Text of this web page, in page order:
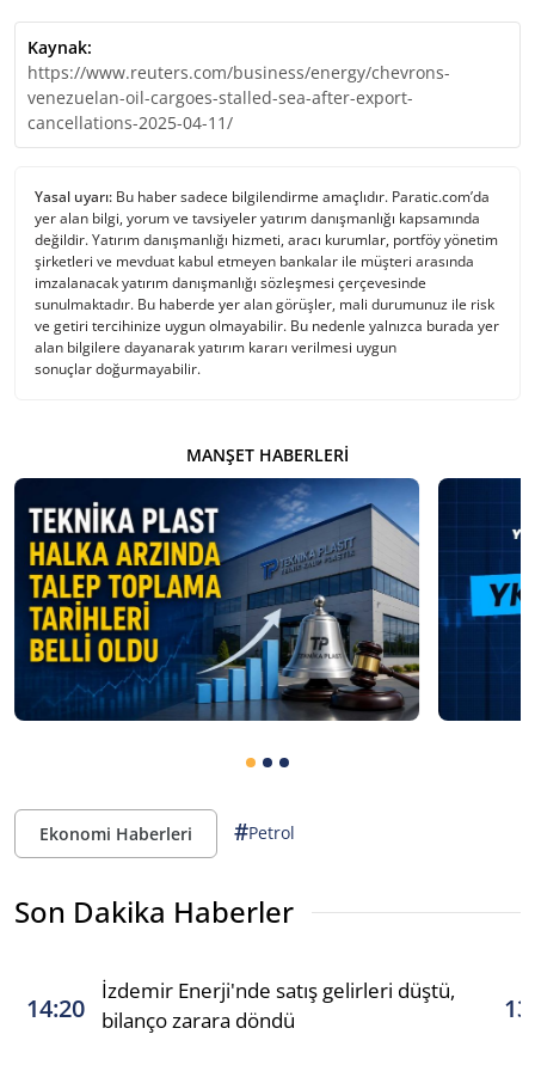
Kaynak:
https://www.reuters.com/business/energy/chevrons-
venezuelan-oil-cargoes-stalled-sea-after-export-
cancellations-2025-04-11/
Yasal uyarı: Bu haber sadece bilgilendirme amaçlıdır. Paratic.com’da
yer alan bilgi, yorum ve tavsiyeler yatırım danışmanlığı kapsamında
değildir. Yatırım danışmanlığı hizmeti, aracı kurumlar, portföy yönetim
şirketleri ve mevduat kabul etmeyen bankalar ile müşteri arasında
imzalanacak yatırım danışmanlığı sözleşmesi çerçevesinde
sunulmaktadır. Bu haberde yer alan görüşler, mali durumunuz ile risk
ve getiri tercihinize uygun olmayabilir. Bu nedenle yalnızca burada yer
alan bilgilere dayanarak yatırım kararı verilmesi uygun
sonuçlar doğurmayabilir.
MANŞET HABERLERI
Ekonomi Haberleri #Petrol
Son Dakika Haberler
14:20
İzdemir Enerji'nde satış gelirleri düştü,
bilanço zarara döndü